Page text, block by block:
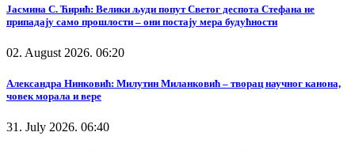
Јасмина С. Ћирић: Велики људи попут Светог деспота Стефана не
припадају само прошлости – они постају мера будућности
02. August 2026. 06:20
Александра Нинковић: Милутин Миланковић – творац научног канона,
човек морала и вере
31. July 2026. 06:40